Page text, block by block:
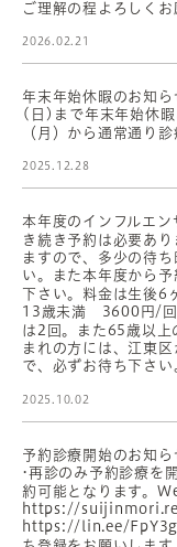
ご理解の程よろしくお
2026.02.21
年末年始休暇のお知
(日)まで年末年始休暇
（月）から通常通り診
2025.12.28
本年度のインフルエン
き続き予約は必要あ
ますので、多少の待
い。また本年度から
下さい。料金は生
13歳未満 3600円/
は2回。また65歳以
まれの方には、江東
で、必ずお待ち下さい
2025.10.02
予約診療開始のお知
•再診のみ予約診療を
約可能となります。
https://
https://lin.ee/